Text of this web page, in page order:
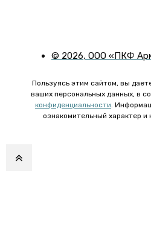
© 2026, ООО «ПКФ
Пользуясь этим сайтом, вы
ваших персональных данных, в
конфиденциальности.
ознакомительный характер и